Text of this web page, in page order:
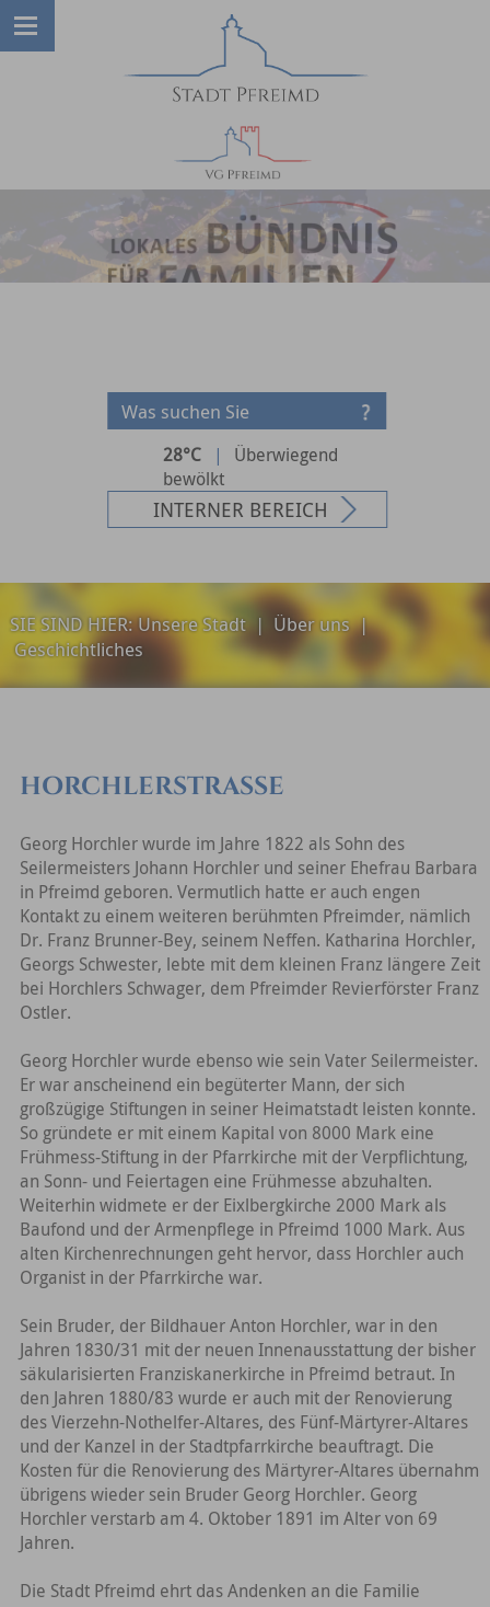
28°C |
Überwiegend
bewölkt
INTERNER BEREICH
SIE SIND HIER:Unsere Stadt| Über uns|
Geschichtliches
HORCHLERSTRASSE
Georg Horchler wurde im Jahre 1822 als Sohn des
Seilermeisters Johann Horchler und seiner Ehefrau Barbara
in Pfreimd geboren. Vermutlich hatte er auch engen
Kontakt zu einem weiteren berühmten Pfreimder, nämlich
Dr. Franz Brunner-Bey, seinem Neffen. Katharina Horchler,
Georgs Schwester, lebte mit dem kleinen Franz längere Zeit
bei Horchlers Schwager, dem Pfreimder Revierförster Franz
Ostler.
Georg Horchler wurde ebenso wie sein Vater Seilermeister.
Er war anscheinend ein begüterter Mann, der sich
großzügige Stiftungen in seiner Heimatstadt leisten konnte.
So gründete er mit einem Kapital von 8000 Mark eine
Frühmess-Stiftung in der Pfarrkirche mit der Verpflichtung,
an Sonn- und Feiertagen eine Frühmesse abzuhalten.
Weiterhin widmete er der Eixlbergkirche 2000 Mark als
Baufond und der Armenpflege in Pfreimd 1000 Mark. Aus
alten Kirchenrechnungen geht hervor, dass Horchler auch
Organist in der Pfarrkirche war.
Sein Bruder, der Bildhauer Anton Horchler, war in den
Jahren 1830/31 mit der neuen Innenausstattung der bisher
säkularisierten Franziskanerkirche in Pfreimd betraut. In
den Jahren 1880/83 wurde er auch mit der Renovierung
des Vierzehn-Nothelfer-Altares, des Fünf-Märtyrer-Altares
und der Kanzel in der Stadtpfarrkirche beauftragt. Die
Kosten für die Renovierung des Märtyrer-Altares übernahm
übrigens wieder sein Bruder Georg Horchler. Georg
Horchler verstarb am 4. Oktober 1891 im Alter von 69
Jahren.
Die Stadt Pfreimd ehrt das Andenken an die Familie